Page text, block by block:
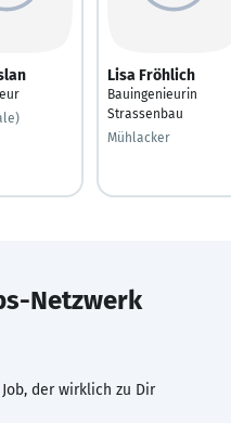
Lisa Fröhlich
Bauingenieurin
Strassenbau
Mühlacker
Netzwerk
der wirklich zu Dir